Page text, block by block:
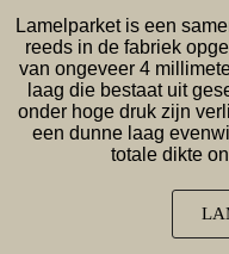
Lamelparket is een
reeds in de fabriek
van ongeveer 4
laag die bestaat uit
onder hoge druk zijn
een dunne laag
totale dikte